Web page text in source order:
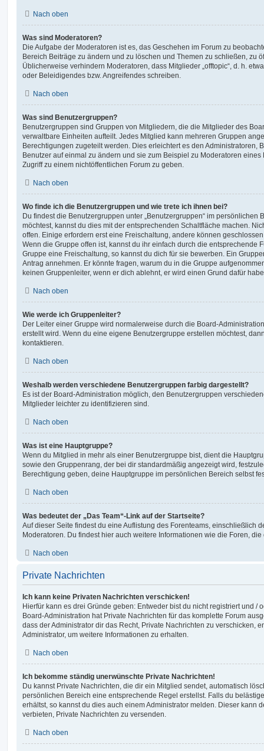
Nach oben
Was sind Moderatoren?
Die Aufgabe der Moderatoren ist es, das Geschehen im Forum zu
Bereich Beiträge zu ändern und zu löschen und Themen zu schließen, zu
Üblicherweise verhindern Moderatoren, dass Mitglieder „offtopic“, d. h.
oder Beleidigendes bzw. Angreifendes schreiben.
Nach oben
Was sind Benutzergruppen?
Benutzergruppen sind Gruppen von Mitgliedern, die die Mitglieder des
verwaltbare Einheiten aufteilt. Jedes Mitglied kann mehreren Gruppen
Berechtigungen zugeteilt werden. Dies erleichtert es den Administratoren,
Benutzer auf einmal zu ändern und sie zum Beispiel zu Moderatoren
Zugriff zu einem nichtöffentlichen Forum zu geben.
Nach oben
Wo finde ich die Benutzergruppen und wie trete ich ihnen bei?
Du findest die Benutzergruppen unter „Benutzergruppen“ im persönlichen
möchtest, kannst du dies mit der entsprechenden Schaltfläche machen.
offen. Einige erfordern erst eine Freischaltung, andere können
Wenn die Gruppe offen ist, kannst du ihr einfach durch die entsprechende
Gruppe eine Freischaltung, so kannst du dich für sie bewerben. Ein
Antrag annehmen. Er könnte fragen, warum du in die Gruppe
keinen Gruppenleiter, wenn er dich ablehnt, er wird einen Grund dafür
Nach oben
Wie werde ich Gruppenleiter?
Der Leiter einer Gruppe wird normalerweise durch die Board-
erstellt wird. Wenn du eine eigene Benutzergruppe erstellen möchtest,
kontaktieren.
Nach oben
Weshalb werden verschiedene Benutzergruppen farbig dargestellt?
Es ist der Board-Administration möglich, den Benutzergruppen
Mitglieder leichter zu identifizieren sind.
Nach oben
Was ist eine Hauptgruppe?
Wenn du Mitglied in mehr als einer Benutzergruppe bist, dient die
sowie den Gruppenrang, der bei dir standardmäßig angezeigt wird,
Berechtigung geben, deine Hauptgruppe im persönlichen Bereich selbst
Nach oben
Was bedeutet der „Das Team“-Link auf der Startseite?
Auf dieser Seite findest du eine Auflistung des Forenteams, einschließlich
Moderatoren. Du findest hier auch weitere Informationen wie die Foren,
Nach oben
Private Nachrichten
Ich kann keine Privaten Nachrichten verschicken!
Hierfür kann es drei Gründe geben: Entweder bist du nicht registriert und /
Board-Administration hat Private Nachrichten für das komplette Forum
dass der Administrator dir das Recht, Private Nachrichten zu verschicken,
Administrator, um weitere Informationen zu erhalten.
Nach oben
Ich bekomme ständig unerwünschte Private Nachrichten!
Du kannst Private Nachrichten, die dir ein Mitglied sendet, automatisch
persönlichen Bereich eine entsprechende Regel erstellst. Falls du
erhältst, so kannst du dies auch einem Administrator melden. Dieser kann
verbieten, Private Nachrichten zu versenden.
Nach oben